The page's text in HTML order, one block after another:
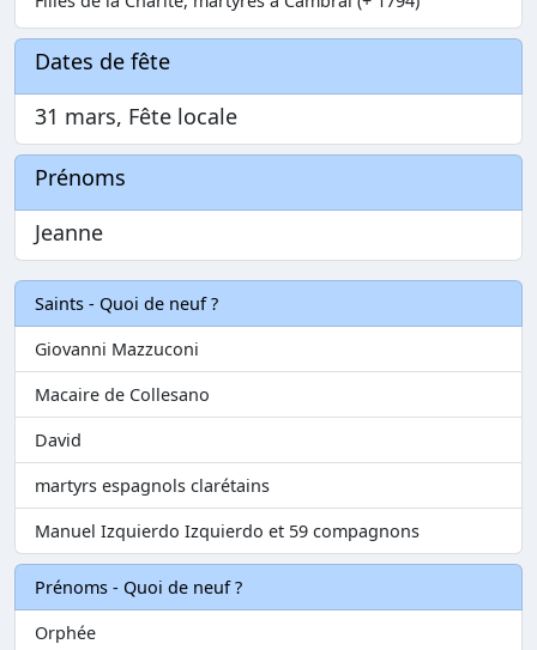
Dates de fête
31 mars, Fête locale
Prénoms
Jeanne
Saints - Quoi de neuf ?
Giovanni Mazzuconi
Macaire de Collesano
David
martyrs espagnols clarétains
Manuel Izquierdo Izquierdo et 59 compagnons
Prénoms - Quoi de neuf ?
Orphée